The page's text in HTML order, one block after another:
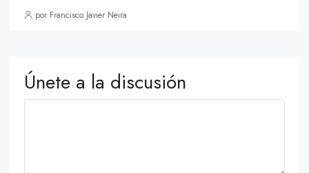
por Francisco Javier Neira
Únete a la discusión